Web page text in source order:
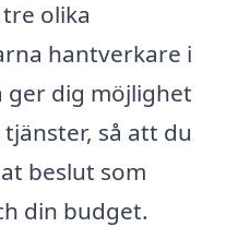
olika
hantverkare i
dig möjlighet
så att du
beslut som
din budget.